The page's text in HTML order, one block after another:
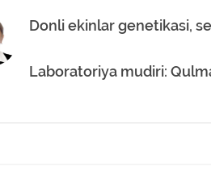
Donli ekinlar genetikasi,
Laboratoriya mudiri: